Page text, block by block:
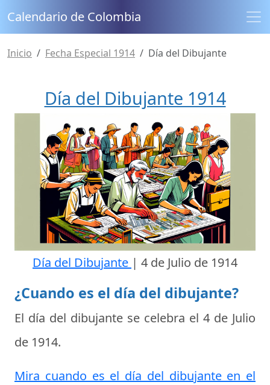
Calendario de Colombia
Inicio Fecha Especial 1914 Día del Dibujante
Día del Dibujante 1914
Día del Dibujante | 4 de Julio de 1914
¿Cuando es el día del dibujante?
El día del dibujante se celebra el 4 de Julio
de 1914.
Mira cuando es el día del dibujante en el